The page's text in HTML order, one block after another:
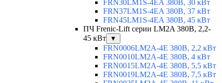
FRN30LM1S-4EA 380В, 30 кВт
FRN37LM1S-4EA 380В, 37 кВт
FRN45LM1S-4EA 380В, 45 кВт
ПЧ Frenic-Lift серии LM2A 380В, 2,2-
45 кВт
▼
FRN0006LM2A-4E 380В, 2,2 кВт
FRN0010LM2A-4E 380В, 4 кВт
FRN0015LM2A-4E 380В, 5,5 кВт
FRN0019LM2A-4E 380В, 7,5 кВт